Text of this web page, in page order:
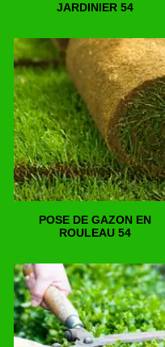
JARDINIER 54
POSE DE GAZON EN
ROULEAU 54